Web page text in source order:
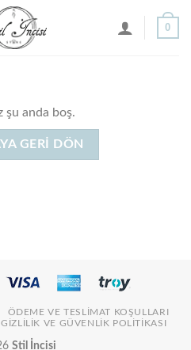
0
şu anda boş.
GERI DÖN
ÖDEME VE TESLIMAT KOŞULLARI
GIZLILIK VE GÜVENLIK POLITIKASI
Stil İncisi